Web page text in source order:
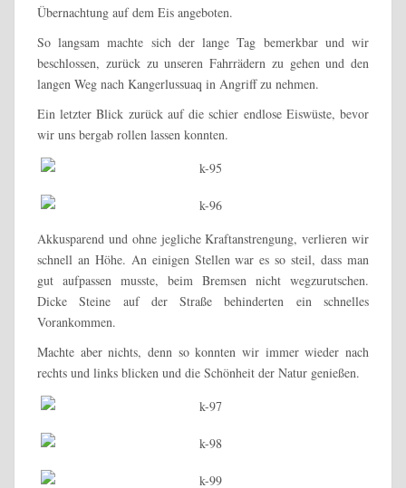
Übernachtung auf dem Eis angeboten.
So langsam machte sich der lange Tag bemerkbar und wir
beschlossen, zurück zu unseren Fahrrädern zu gehen und den
langen Weg nach Kangerlussuaq in Angriff zu nehmen.
Ein letzter Blick zurück auf die schier endlose Eiswüste, bevor
wir uns bergab rollen lassen konnten.
Akkusparend und ohne jegliche Kraftanstrengung, verlieren wir
schnell an Höhe. An einigen Stellen war es so steil, dass man
gut aufpassen musste, beim Bremsen nicht wegzurutschen.
Dicke Steine auf der Straße behinderten ein schnelles
Vorankommen.
Machte aber nichts, denn so konnten wir immer wieder nach
rechts und links blicken und die Schönheit der Natur genießen.